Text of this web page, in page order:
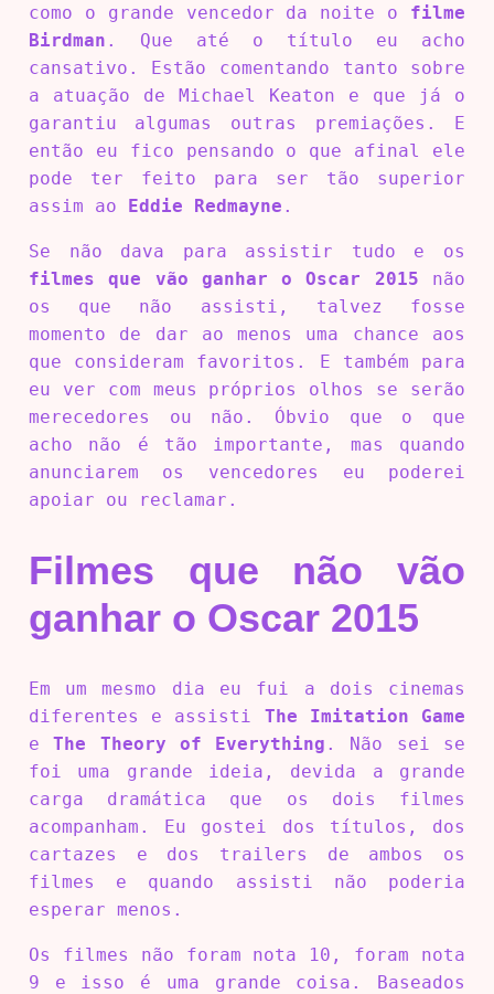
como o grande vencedor da noite o filme
Birdman . Que até o título eu acho
cansativo. Estão comentando tanto sobre
a atuação de Michael Keaton e que já o
garantiu algumas outras premiações. E
então eu fico pensando o que afinal ele
pode ter feito para ser tão superior
assim ao Eddie Redmayne .
Se não dava para assistir tudo e os
filmes que vão ganhar o Oscar 2015 não
os que não assisti, talvez fosse
momento de dar ao menos uma chance aos
que consideram favoritos. E também para
eu ver com meus próprios olhos se serão
merecedores ou não. Óbvio que o que
acho não é tão importante, mas quando
anunciarem os vencedores eu poderei
apoiar ou reclamar.
Filmes que não vão
ganhar o Oscar 2015
Em um mesmo dia eu fui a dois cinemas
diferentes e assisti The Imitation Game
eThe Theory of Everything . Não sei se
foi uma grande ideia, devida a grande
carga dramática que os dois filmes
acompanham. Eu gostei dos títulos, dos
cartazes e dos trailers de ambos os
filmes e quando assisti não poderia
esperar menos.
Os filmes não foram nota 10, foram nota
9 e isso é uma grande coisa. Baseados